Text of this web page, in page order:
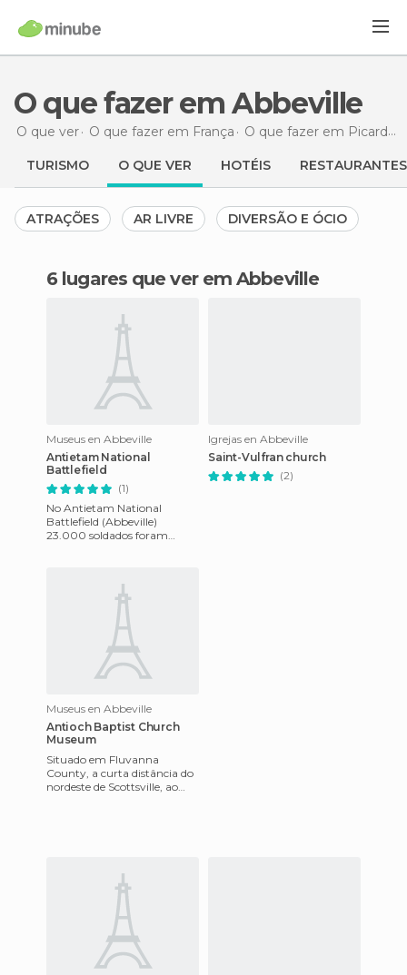
O que fazer em Abbeville
O que ver O que fazer em França O que fazer em Picard
TURISMO O QUE VER HOTÉIS RESTAURANTES
ATRAÇÕES AR LIVRE DIVERSÃO E ÓCIO
6 lugares que ver em Abbeville
Museus en Abbeville
Antietam National
Battlefield
(1)
No Antietam National
Battlefield (Abbeville)
23.000 soldados foram
Igrejas en Abbeville
Saint-Vulfran church
(2)
Museus en Abbeville
Antioch Baptist Church
Museum
Situado em Fluvanna
County, a curta distância do
nordeste de Scottsville, ao